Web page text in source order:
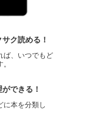
ク読める！
ば、いつでもど
できる！
に本を分類し